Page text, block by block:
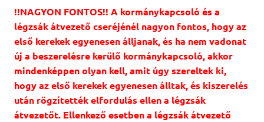
!!NAGYON FONTOS!! A kormánykapcsoló és a
légzsák átvezető cseréjénél nagyon fontos, hogy az
első kerekek egyenesen álljanak, és ha nem vadonat
új a beszerelésre kerülő kormánykapcsoló, akkor
mindenképpen olyan kell, amit úgy szereltek ki,
hogy az első kerekek egyenesen álltak, és kiszerelés
után rögzítették elfordulás ellen a légzsák
átvezetőt. Ellenkező esetben a légzsák átvezető